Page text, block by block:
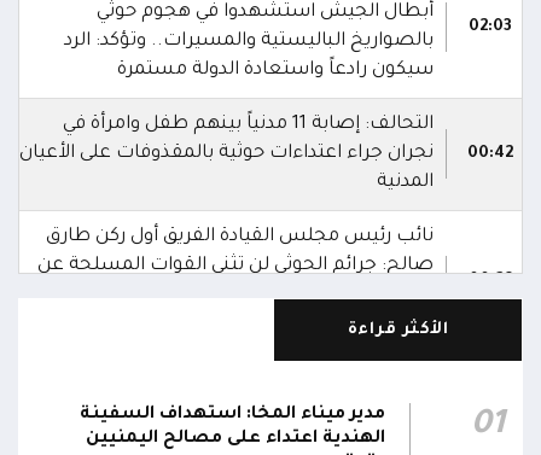
02:03
أبطال الجيش استشهدوا في هجوم حوثي
بالصواريخ الباليستية والمسيرات.. وتؤكد: الرد
سيكون رادعاً واستعادة الدولة مستمرة
00:42
التحالف: إصابة 11 مدنياً بينهم طفل وامرأة في
نجران جراء اعتداءات حوثية بالمقذوفات على الأعيان
المدنية
نائب رئيس مجلس القيادة الفريق أول ركن طارق
صالح: جرائم الحوثي لن تثني القوات المسلحة عن
أداء واجبها الوطني واستعادة الدولة وعاصمتها
صنعاء
00:28
صالح يشيد بالروح القتالية العالية لكافة منتسبي
الفرقتين الأولى والثالثة وحسن التعامل مع الموقف
الأكثر قراءة
01
مدير ميناء المخا: استهداف السفينة
الهندية اعتداء على مصالح اليمنيين